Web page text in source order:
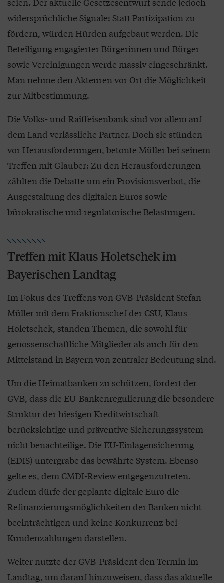
widersprüchliche Signale: Statt Partizipation zu
fördern, würden Hürden aufgebaut werden. Die
Beteiligung engagierter Bürgerinnen und Bürger
sowie Vereinigungen werde massiv eingeschränkt.
Man nehme den Akteuren vor Ort die Möglichkeit
zur Mitbestimmung.
Die Volks- und Raiffeisenbank sind vor allem auf
dem Land verlässliche Partner. Doch sie stünden
vor Herausforderungen, betonte Müller bei seinem
Treffen mit Glauber: Zu den Herausforderungen
zählten die Debatte um ein Provisionsverbot, die
Ausgestaltung des digitalen Euros sowie
bürokratische und regulatorische Belastungen.
Treffen mit Klaus Holetschek im
Bayerischen Landtag
Im Fokus des Treffens von GVB-Präsident Stefan
Müller mit dem Fraktionschef der CSU, Klaus
Holetschek, standen Themen, die sowohl für
genossenschaftliche Mitglieder als auch für den
Mittelstand in Bayern von zentraler Bedeutung sind.
Um die Heimatbanken zu schützen, fordert der
GVB, dass die EU-Bankenregulierung die besondere
Struktur der hiesigen Kreditwirtschaft
berücksichtige und präventive Sicherungssystem
nicht benachteilige. Die EU-Einlagensicherung
(EDIS) untergrabe das bewährte System. Ebenso
gelte es, dem CMDI-Review entgegenzutreten.
Zudem dürfe der geplante digitale Euro die
Refinanzierungsmöglichkeiten der Banken nicht
beeinträchtigen und keine Konkurrenz bei
Kundenzahlungen darstellen.
Weiter nutzte der GVB-Präsident den Termin im
Landtag, um darauf hinzuweisen, dass das aktuelle